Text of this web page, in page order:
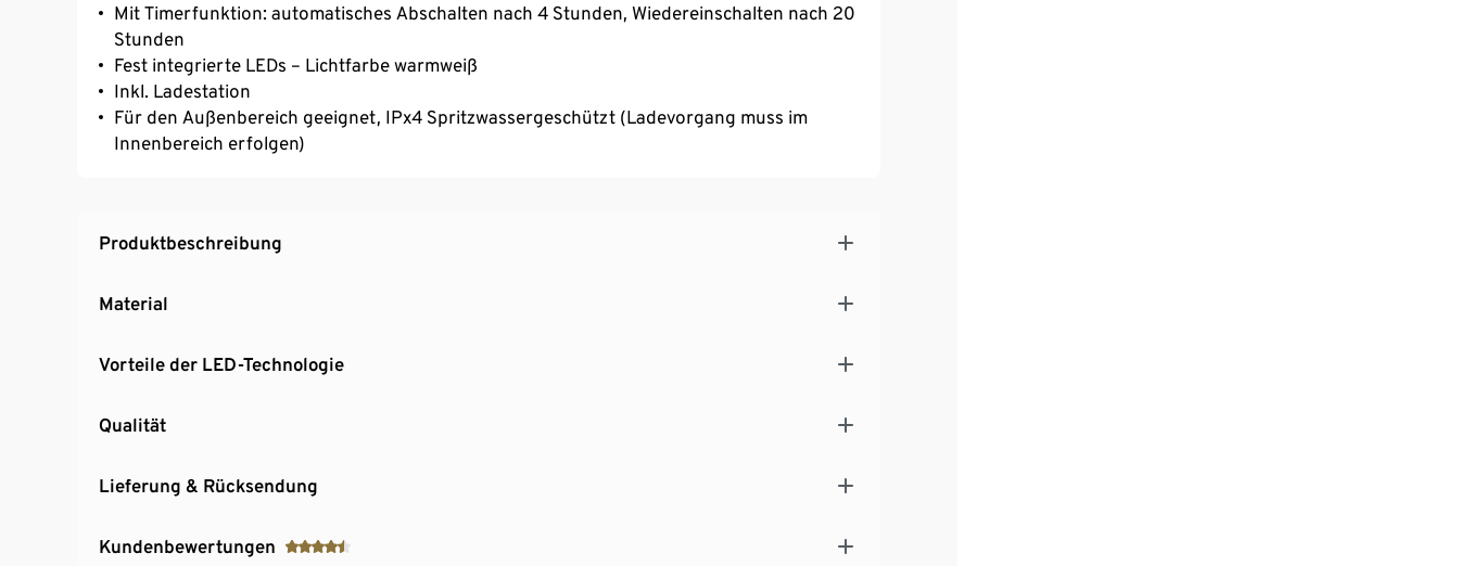
Mit Timerfunktion: automatisches Abschalten nach 4 Stunden, Wiedereinschalten nach 20
Stunden
Fest integrierte LEDs – Lichtfarbe warmweiß
Inkl. Ladestation
Für den Außenbereich geeignet, IPx4 Spritzwassergeschützt (Ladevorgang muss im
Innenbereich erfolgen)
Produktbeschreibung
Material
Vorteile der LED-Technologie
Qualität
Lieferung & Rücksendung
Kundenbewertungen